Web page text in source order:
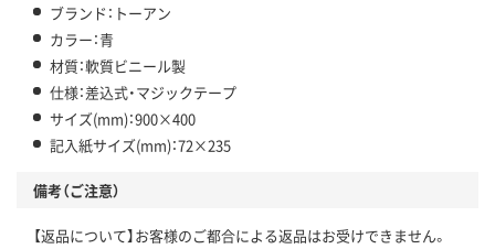
ブランド：トーアン
カラー：青
材質：軟質ビニール製
仕様：差込式・マジックテープ
サイズ(mm)：900×400
記入紙サイズ(mm)：72×235
備考（ご注意）
【返品について】お客様のご都合による返品はお受けできません。